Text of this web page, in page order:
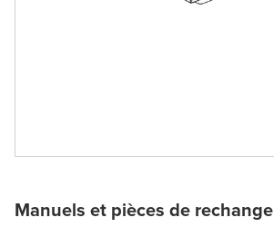
Manuels et pièces de rechange